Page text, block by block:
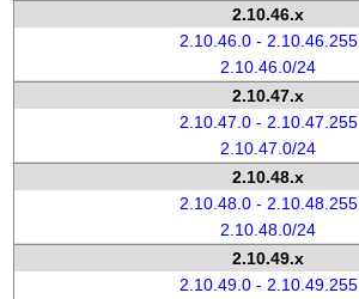
2.10.46.x
2.10.46.0 - 2.10.46.255
2.10.46.0/24
2.10.47.x
2.10.47.0 - 2.10.47.255
2.10.47.0/24
2.10.48.x
2.10.48.0 - 2.10.48.255
2.10.48.0/24
2.10.49.x
2.10.49.0 - 2.10.49.255